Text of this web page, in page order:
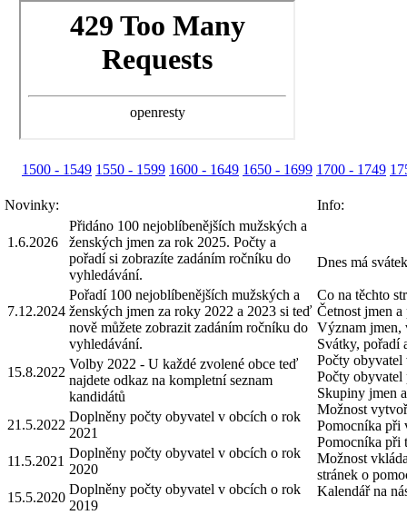
1500 - 1549 1550 - 1599 1600 - 1649 1650 - 1699 1700 - 1749
Novinky: Info:
1.6.2026
Přidáno 100 nejoblíbenějších mužských a
ženských jmen za rok 2025. Počty a
pořadí si zobrazíte zadáním ročníku do
vyhledávání.
7.12.2024
Pořadí 100 nejoblíbenějších mužských a
ženských jmen za roky 2022 a 2023 si teď
nově můžete zobrazit zadáním ročníku do
vyhledávání.
15.8.2022
Volby 2022 - U každé zvolené obce teď
najdete odkaz na kompletní seznam
kandidátů
21.5.2022
Doplněny počty obyvatel v obcích o rok
2021
11.5.2021
Doplněny počty obyvatel v obcích o rok
2020
15.5.2020
Doplněny počty obyvatel v obcích o rok
2019
Dnes má
Co na těchto
Četnost jmen
Význam jmen,
Svátky, pořadí
Počty obyvatel
Počty obyvatel
Skupiny jmen
Možnost
Pomocníka při
Pomocníka při
Možnost
stránek o
Kalendář na